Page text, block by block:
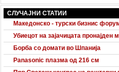
СЛУЧАЈНИ СТАТИИ
Audi A5 Sportback потполно
Македонско - турски бизнис
Убиецот на зајачицата пронајден
Борба со домати во Шпанија
Panasonic плазма од 216 см
Прв Светски конгрес на вештерки